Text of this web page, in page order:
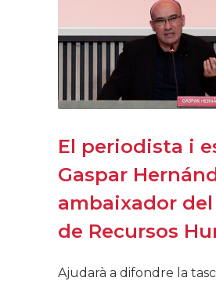
El periodista i
Gaspar
ambaixador del
de Recursos
Ajudarà a difondre la